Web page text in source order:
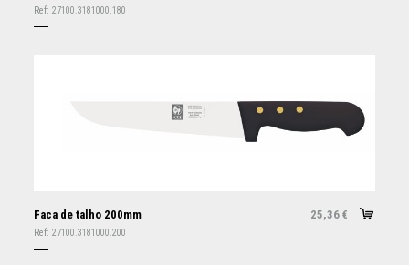
Ref: 27100.3181000.180
Faca de talho 200mm 25,36 €
Ref: 27100.3181000.200